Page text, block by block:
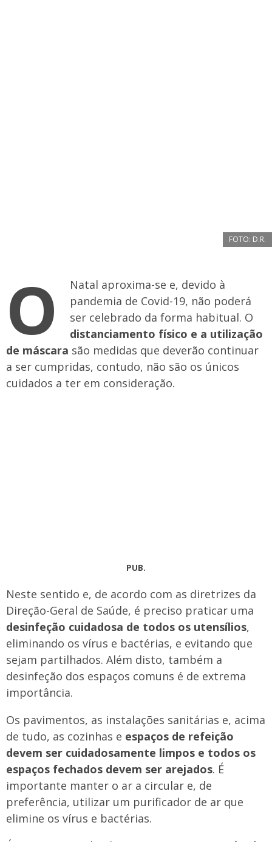
FOTO: D.R.
O
Natal aproxima-se e, devido à
pandemia de Covid-19, não poderá
ser celebrado da forma habitual. O
distanciamento físico e a utilização
de máscara são medidas que deverão continuar
a ser cumpridas, contudo, não são os únicos
cuidados a ter em consideração.
PUB.
Neste sentido e, de acordo com as diretrizes da
Direção-Geral de Saúde, é preciso praticar uma
desinfeção cuidadosa de todos os utensílios,
eliminando os vírus e bactérias, e evitando que
sejam partilhados. Além disto, também a
desinfeção dos espaços comuns é de extrema
importância.
Os pavimentos, as instalações sanitárias e, acima
de tudo, as cozinhas e espaços de refeição
devem ser cuidadosamente limpos e todos os
espaços fechados devem ser arejados. É
importante manter o ar a circular e, de
preferência, utilizar um purificador de ar que
elimine os vírus e bactérias.